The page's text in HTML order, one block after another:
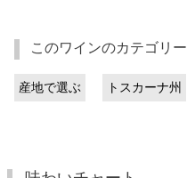
このワインのカテゴリー
産地で選ぶ トスカーナ州